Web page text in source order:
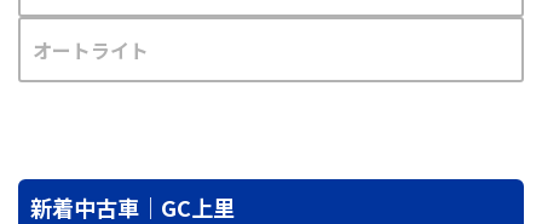
オートライト
新着中古車｜GC上里